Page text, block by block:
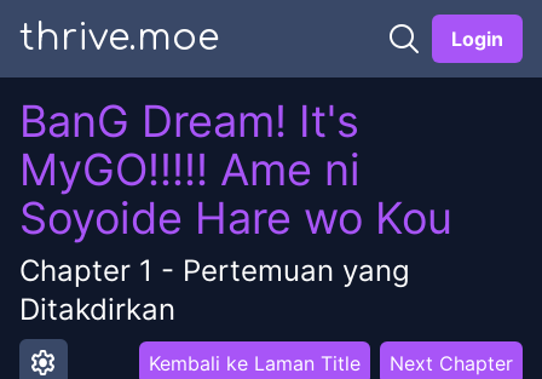
thrive.moe Login
BanG Dream! It's
MyGO!!!!! Ame ni
Soyoide Hare wo Kou
Chapter 1 - Pertemuan yang
Ditakdirkan
settings Kembali ke Laman Title Next Chapter